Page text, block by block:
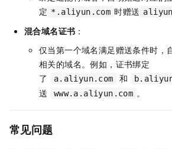
定 *.aliyun.com 时赠送
混合域名证书 ：
仅当第一个域名满足赠送条件时，
相关的域名。例如，证书绑定
了
a.aliyun.com 和
送
www.a.aliyun.com 。
常见问题